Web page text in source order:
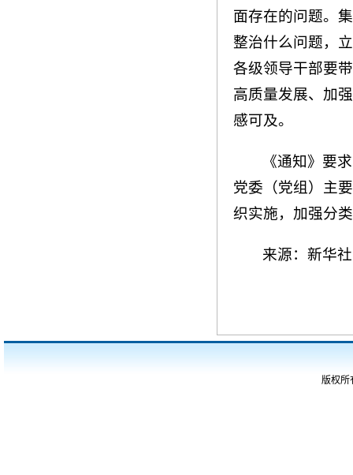
面存在的问题。
整治什么问题，
各级领导干部要
高质量发展、加
感可及。
《通知》要
党委（党组）主
织实施，加强分
来源：新华社
版权所